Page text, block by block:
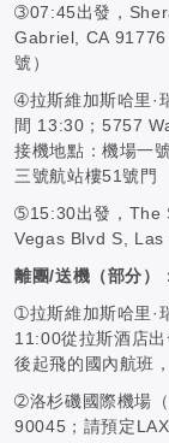
➂07:45出發，
Gabriel, CA 91776
號）
➃拉斯維加斯哈里·
間 13:30；5757
接機地點：機場一
三號航站樓51號門
➄15:30出發，The
Vegas Blvd S,
離團/送機（部分）
➀拉斯維加斯哈里·
11:00從拉斯酒店
後起飛的國內航班
➁洛杉磯國際機場
90045；請預定